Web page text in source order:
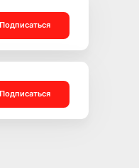
Подписаться
Подписаться